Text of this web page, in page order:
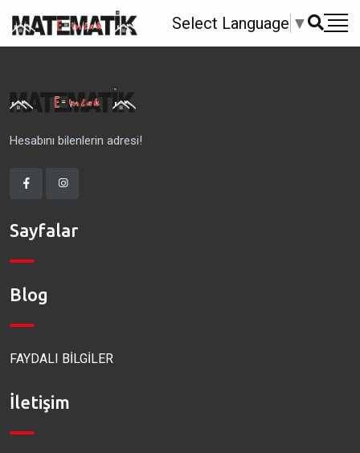
Select Language ▼
Hesabını bilenlerin adresi!
Sayfalar
Blog
FAYDALI BİLGİLER
İletişim